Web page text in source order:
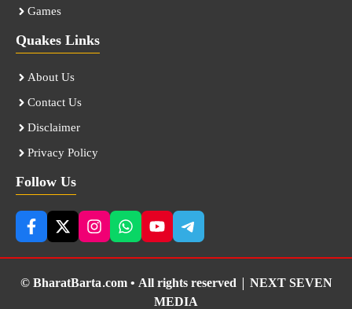
Games
Quakes Links
About Us
Contact Us
Disclaimer
Privacy Policy
Follow Us
© BharatBarta.com • All rights reserved | NEXT SEVEN
MEDIA